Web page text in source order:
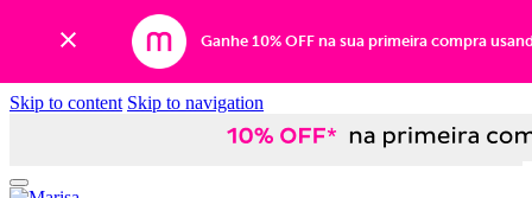
Ganhe 10% OFF na sua primeira compra
Skip to content Skip to navigation